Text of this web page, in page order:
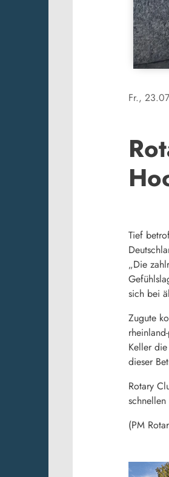
Fr.,
Tief
„Die
sich bei
Zugute
Keller
dieser
Rotary
(PM